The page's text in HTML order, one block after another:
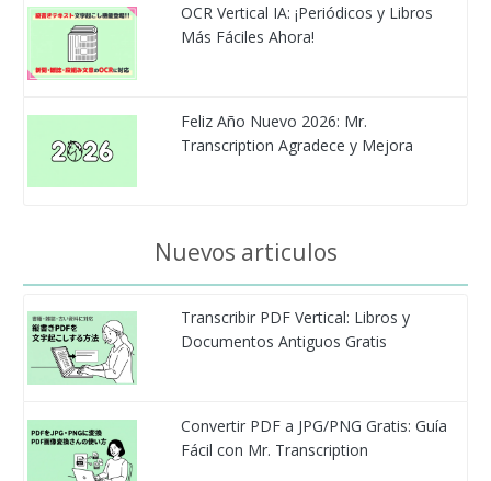
OCR Vertical IA: ¡Periódicos y Libros
Más Fáciles Ahora!
Feliz Año Nuevo 2026: Mr.
Transcription Agradece y Mejora
Nuevos articulos
Transcribir PDF Vertical: Libros y
Documentos Antiguos Gratis
Convertir PDF a JPG/PNG Gratis: Guía
Fácil con Mr. Transcription